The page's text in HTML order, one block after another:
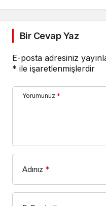
Bir Cevap Yaz
E-posta adresiniz
* ile işaretlenmişlerdir
Yorumunuz *
Adınız *